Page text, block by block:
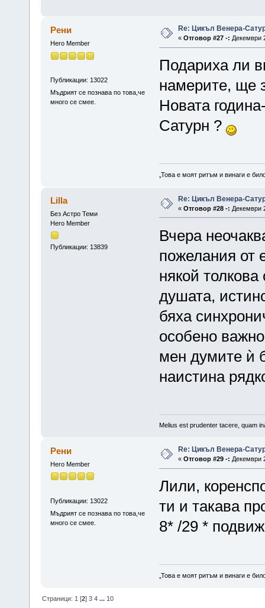
Рени
Hero Member
Публикации: 13022
Мъдрият се познава по това,че
много се смее.
Re: Цикъл Венера-
« Отговор #27 -: Декември
Подариха ли
намерите, ще
Новата
Сатурн ?
„Това е моят ритъм и винаги е
Lilla
Без Астро Теми
Hero Member
Публикации: 13839
Re: Цикъл Венера-
« Отговор #28 -: Декември
Вчера
пожелания от
някой
душата,
бяха
особено
мен думите ѝ
наистина
Melius est prudenter tacere, quam
Рени
Hero Member
Публикации: 13022
Мъдрият се познава по това,че
много се смее.
Re: Цикъл Венера-
« Отговор #29 -: Декември
Лили,
ти и такава
8* /29 *
„Това е моят ритъм и винаги е
Страници: 1 [2]3 4 ... 10